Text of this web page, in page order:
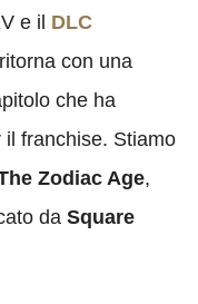
e il DLC
con una
che ha
il franchise. Stiamo
Zodiac Age,
da Square